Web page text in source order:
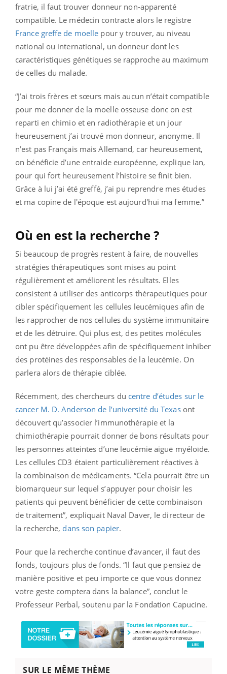
fratrie, il faut trouver donneur non-apparenté
compatible. Le médecin contracte alors le registre
France greffe de moelle pour y trouver, au niveau
national ou international, un donneur dont les
caractéristiques génétiques se rapproche au maximum
de celles du malade.
“J’ai trois frères et sœurs mais aucun n’était compatible
pour me donner de la moelle osseuse donc on est
reparti en chimio et en radiothérapie et un jour
heureusement j’ai trouvé mon donneur, anonyme. Il
n’est pas Français mais Allemand, car heureusement,
on bénéficie d’une entraide européenne, explique Ian,
pour qui fort heureusement l’histoire se finit bien.
Grâce à lui j’ai été greffé, j’ai pu reprendre mes études
et ma copine de l'époque est aujourd'hui ma femme.”
Où en est la recherche ?
Si beaucoup de progrès restent à faire, de nouvelles
stratégies thérapeutiques sont mises au point
régulièrement et améliorent les résultats. Elles
consistent à utiliser des anticorps thérapeutiques pour
cibler spécifiquement les cellules leucémiques afin de
les rapprocher de nos cellules du système immunitaire
et de les détruire. Qui plus est, des petites molécules
ont pu être développées afin de spécifiquement inhiber
des protéines des responsables de la leucémie. On
parlera alors de thérapie ciblée.
Récemment, des chercheurs du centre d’études sur le
cancer M. D. Anderson de l’université du Texas ont
découvert qu’associer l’immunothérapie et la
chimiothérapie pourrait donner de bons résultats pour
les personnes atteintes d’une leucémie aiguë myéloïde.
Les cellules CD3 étaient particulièrement réactives à
la combinaison de médicaments. “Cela pourrait être un
biomarqueur sur lequel s’appuyer pour choisir les
patients qui peuvent bénéficier de cette combinaison
de traitement”, expliquait Naval Daver, le directeur de
la recherche, dans son papier.
Pour que la recherche continue d’avancer, il faut des
fonds, toujours plus de fonds. “Il faut que pensiez de
manière positive et peu importe ce que vous donnez
votre geste comptera dans la balance”, conclut le
Professeur Perbal, soutenu par la Fondation Capucine.
SUR LE MÊME THÈME